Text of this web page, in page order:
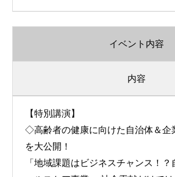
イベント内容
内容
【特別講演】
◇高齢者の健康に向けた自治体＆企
を大公開！
「地域課題はビジネスチャンス！